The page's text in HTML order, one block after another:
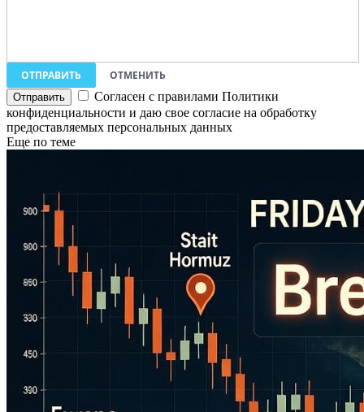
ОТПРАВИТЬ
ОТМЕНИТЬ
Согласен с правилами Политики
конфиденциальности и даю свое согласие на обработку
предоставляемых персональных данных
Еще по теме